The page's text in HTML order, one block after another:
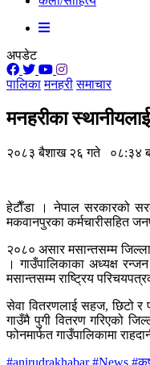
अपडेट
स्वास्थ्य
फैलियो ‘पार्थेनियम’ झार
क्याम्पसमा अध्ययनत
सभा, अध्यक्षमा
क्लबद्वारा वृक्षरोपण
पालिका मनहरी समाचार
मनहरीका
२०८३ बैशाख २६ गते ०८:३४
हेटाैँडा । नेपाल सरकारको
मकवानपुरका कर्मचारीसहित
२०८० असार मसान्तसम्म जिल्ला
। गाउँपालिकाका अध्यक्ष
मसान्तसम्म राष्ट्रिय
सेवा वितरणलाई सहज, छिटो र
गाउँमै पुगी वितरण गरिएको
फोनमार्फत गाउँपालिकामा